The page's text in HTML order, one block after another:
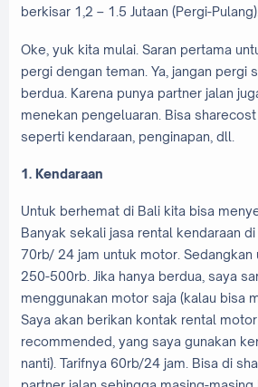
berkisar 1,2 – 1.5 Jutaan (Pergi-Pulang).
Oke, yuk kita mulai. Saran pertama
pergi dengan teman. Ya, jangan pergi
berdua. Karena punya partner jalan
menekan pengeluaran. Bisa
seperti kendaraan, penginapan, dll.
1. Kendaraan
Untuk berhemat di Bali kita bisa
Banyak sekali jasa rental kendaraan
70rb/ 24 jam untuk motor. Sedangkan
250-500rb. Jika hanya berdua, saya
menggunakan motor saja (kalau bisa
Saya akan berikan kontak rental
recommended, yang saya gunakan
nanti). Tarifnya 60rb/24 jam. Bisa di